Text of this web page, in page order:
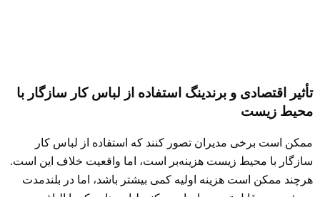
تأثیر اقتصادی و برندینگ استفاده از لباس کار سازگار با
محیط زیست
ممکن است برخی مدیران تصور کنند که استفاده از لباس کار
سازگار با محیط زیست هزینه‌بر است، اما واقعیت خلاف این است.
هرچند ممکن است هزینه اولیه کمی بیشتر باشد، اما در بلندمدت